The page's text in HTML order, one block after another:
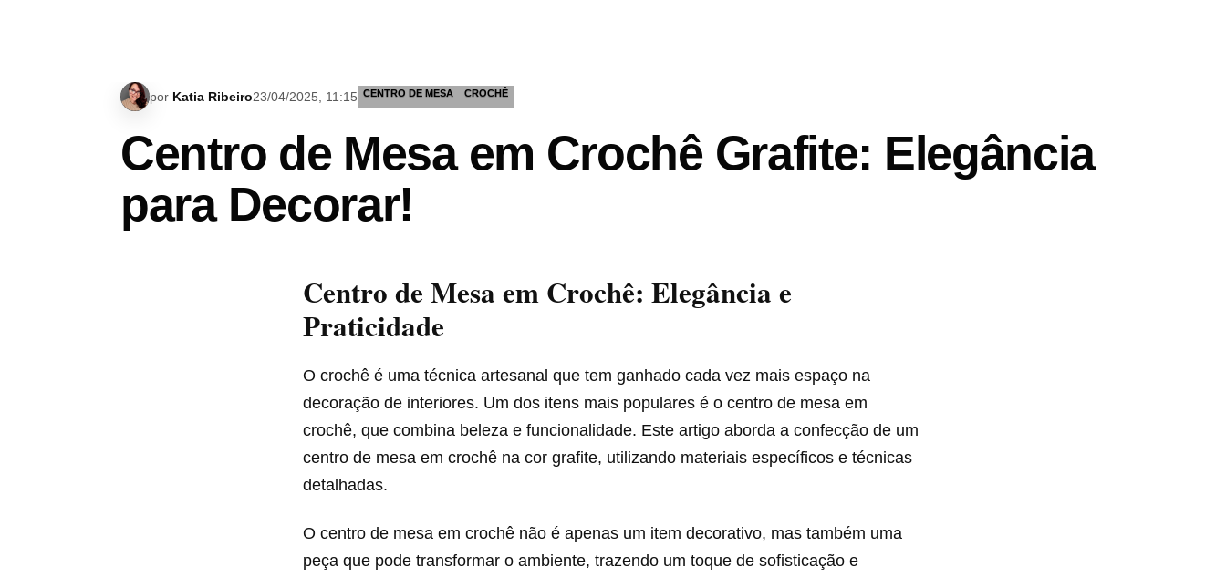
por Katia Ribeiro23/04/2025, 11:15 CENTRO DE MESA CROCHÊ
Centro de Mesa em Crochê Grafite: Elegância
para Decorar!
Centro de Mesa em Crochê: Elegância e
Praticidade
O crochê é uma técnica artesanal que tem ganhado cada vez mais espaço na
decoração de interiores. Um dos itens mais populares é o centro de mesa em
crochê, que combina beleza e funcionalidade. Este artigo aborda a confecção de um
centro de mesa em crochê na cor grafite, utilizando materiais específicos e técnicas
detalhadas.
O centro de mesa em crochê não é apenas um item decorativo, mas também uma
peça que pode transformar o ambiente, trazendo um toque de sofisticação e